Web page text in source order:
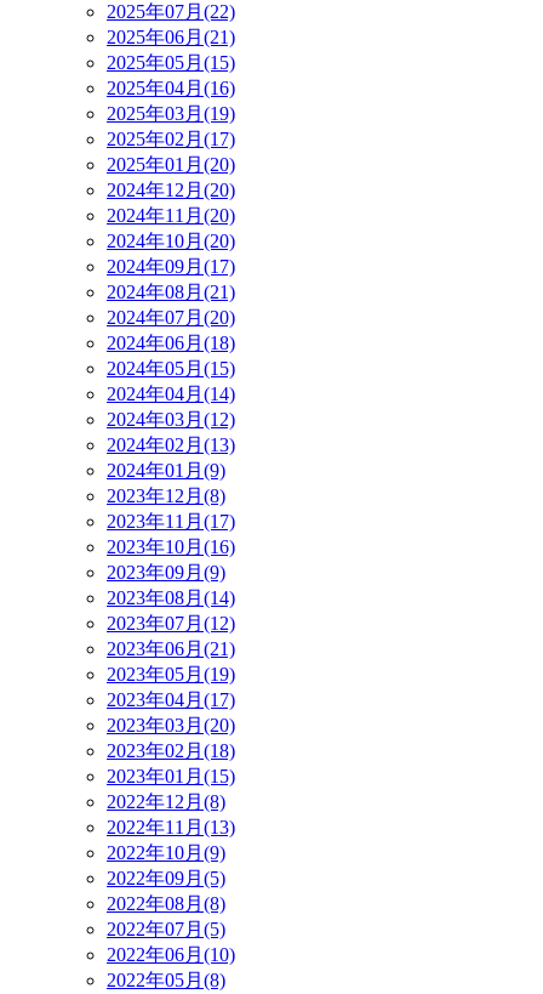
2025年07月(22)
2025年06月(21)
2025年05月(15)
2025年04月(16)
2025年03月(19)
2025年02月(17)
2025年01月(20)
2024年12月(20)
2024年11月(20)
2024年10月(20)
2024年09月(17)
2024年08月(21)
2024年07月(20)
2024年06月(18)
2024年05月(15)
2024年04月(14)
2024年03月(12)
2024年02月(13)
2024年01月(9)
2023年12月(8)
2023年11月(17)
2023年10月(16)
2023年09月(9)
2023年08月(14)
2023年07月(12)
2023年06月(21)
2023年05月(19)
2023年04月(17)
2023年03月(20)
2023年02月(18)
2023年01月(15)
2022年12月(8)
2022年11月(13)
2022年10月(9)
2022年09月(5)
2022年08月(8)
2022年07月(5)
2022年06月(10)
2022年05月(8)